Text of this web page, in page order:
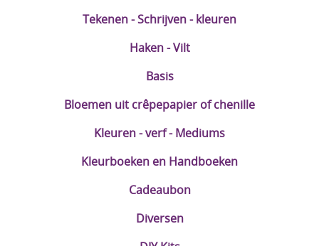
Tekenen - Schrijven - kleuren
Haken - Vilt
Basis
Bloemen uit crêpepapier of chenille
Kleuren - verf - Mediums
Kleurboeken en Handboeken
Cadeaubon
Diversen